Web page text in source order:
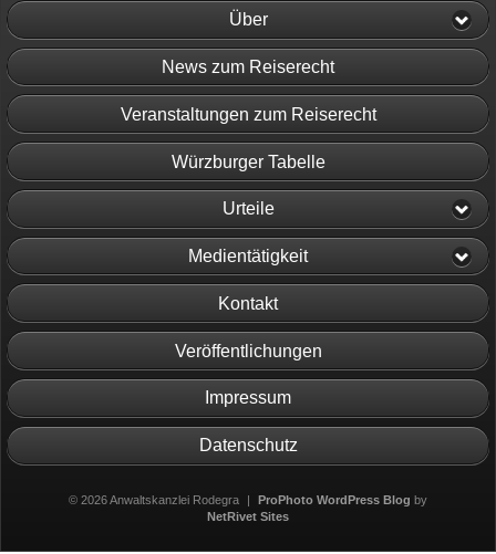
Über
News zum Reiserecht
Veranstaltungen zum Reiserecht
Würzburger Tabelle
Urteile
Medientätigkeit
Kontakt
Veröffentlichungen
Impressum
Datenschutz
© 2026 Anwaltskanzlei Rodegra | ProPhoto WordPress Blog by
NetRivet Sites